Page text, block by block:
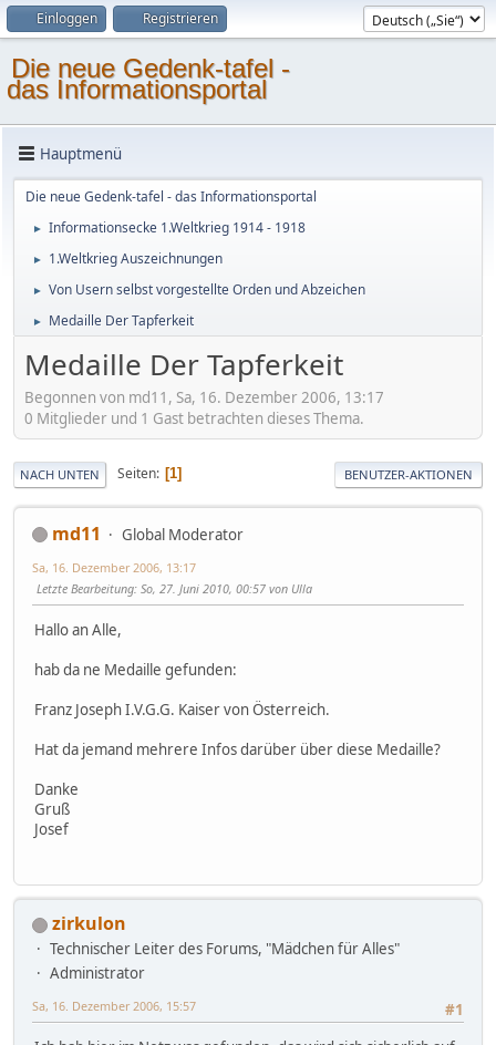
Einloggen Registrieren
Die neue Gedenk-tafel -
das Informationsportal
Hauptmenü
Die neue Gedenk-tafel - das Informationsportal
► Informationsecke 1.Weltkrieg 1914 - 1918
► 1.Weltkrieg Auszeichnungen
► Von Usern selbst vorgestellte Orden und Abzeichen
► Medaille Der Tapferkeit
Medaille Der Tapferkeit
Begonnen von md11, Sa, 16. Dezember 2006, 13:17
0 Mitglieder und 1 Gast betrachten dieses Thema.
NACH UNTEN Seiten 1 BENUTZER-AKTIONEN
md11 Global Moderator
Sa, 16. Dezember 2006, 13:17
Letzte Bearbeitung: So, 27. Juni 2010, 00:57 von Ulla
Hallo an Alle,
hab da ne Medaille gefunden:
Franz Joseph I.V.G.G. Kaiser von Österreich.
Hat da jemand mehrere Infos darüber über diese Medaille?
Danke
Gruß
Josef
zirkulon
Technischer Leiter des Forums, "Mädchen für Alles"
Administrator
#1
Sa, 16. Dezember 2006, 15:57